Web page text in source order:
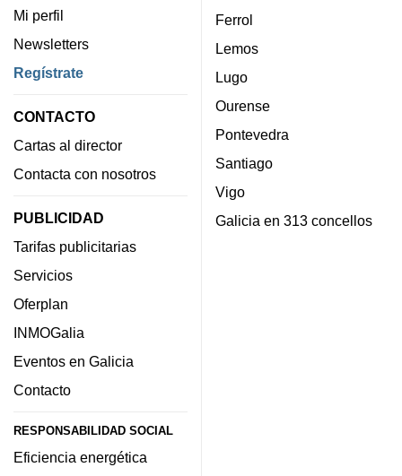
Mi perfil
Newsletters
Regístrate
CONTACTO
Cartas al director
Contacta con nosotros
PUBLICIDAD
Tarifas publicitarias
Servicios
Oferplan
INMOGalia
Eventos en Galicia
Contacto
RESPONSABILIDAD SOCIAL
Eficiencia energética
Ferrol
Lemos
Lugo
Ourense
Pontevedra
Santiago
Vigo
Galicia en 313 concellos